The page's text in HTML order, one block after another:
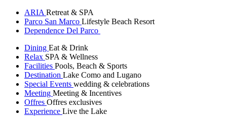
ARIA Retreat & SPA
Parco San Marco Lifestyle Beach Resort
Dependence Del Parco
Dining Eat & Drink
Relax SPA & Wellness
Facilities Pools, Beach & Sports
Destination Lake Como and Lugano
Special Events wedding & celebrations
Meeting Meeting & Incentives
Offres Offres exclusives
Experience Live the Lake